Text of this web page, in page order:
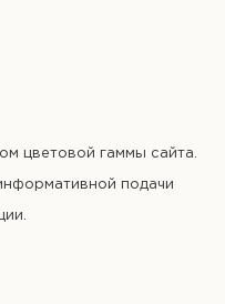
цветовой гаммы сайта.
подачи